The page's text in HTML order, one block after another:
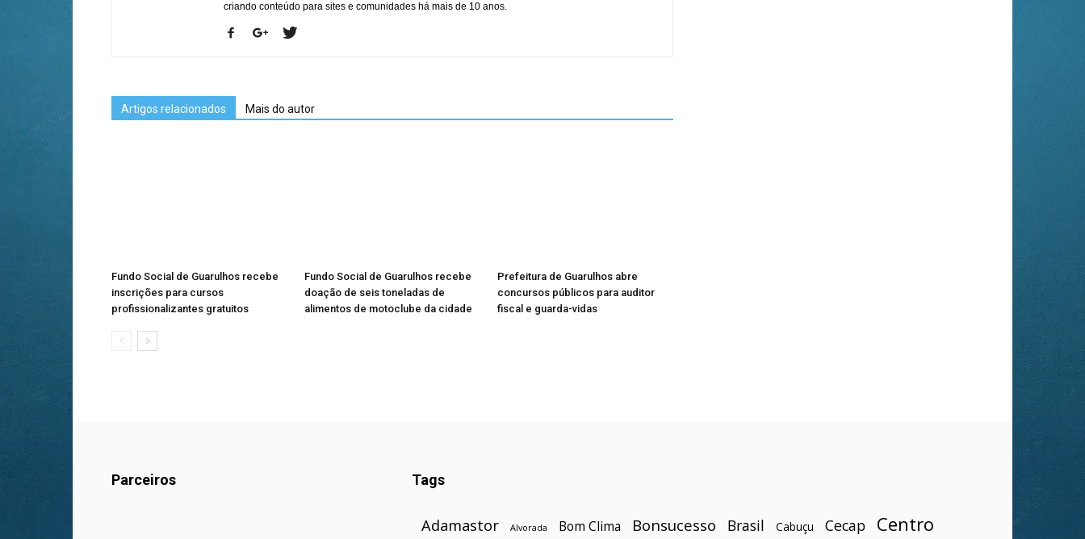
criando conteúdo para sites e comunidades há mais de 10 anos.
Artigos relacionados Mais do autor
Fundo Social de Guarulhos recebe
inscrições para cursos
profissionalizantes gratuitos
Fundo Social de Guarulhos recebe
doação de seis toneladas de
alimentos de motoclube da cidade
Prefeitura de Guarulhos abre
concursos públicos para auditor
fiscal e guarda-vidas
Parceiros Tags
Adamastor Alvorada Bom Clima Bonsucesso Brasil Cabuçu Cecap Centro